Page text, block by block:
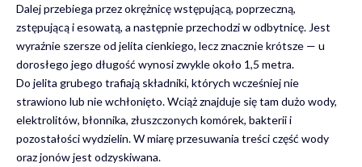
Dalej przebiega przez okrężnicę wstępującą, poprzeczną,
zstępującą i esowatą, a następnie przechodzi w odbytnicę. Jest
wyraźnie szersze od jelita cienkiego, lecz znacznie krótsze — u
dorosłego jego długość wynosi zwykle około 1,5 metra.
Do jelita grubego trafiają składniki, których wcześniej nie
strawiono lub nie wchłonięto. Wciąż znajduje się tam dużo wody,
elektrolitów, błonnika, złuszczonych komórek, bakterii i
pozostałości wydzielin. W miarę przesuwania treści część wody
oraz jonów jest odzyskiwana.